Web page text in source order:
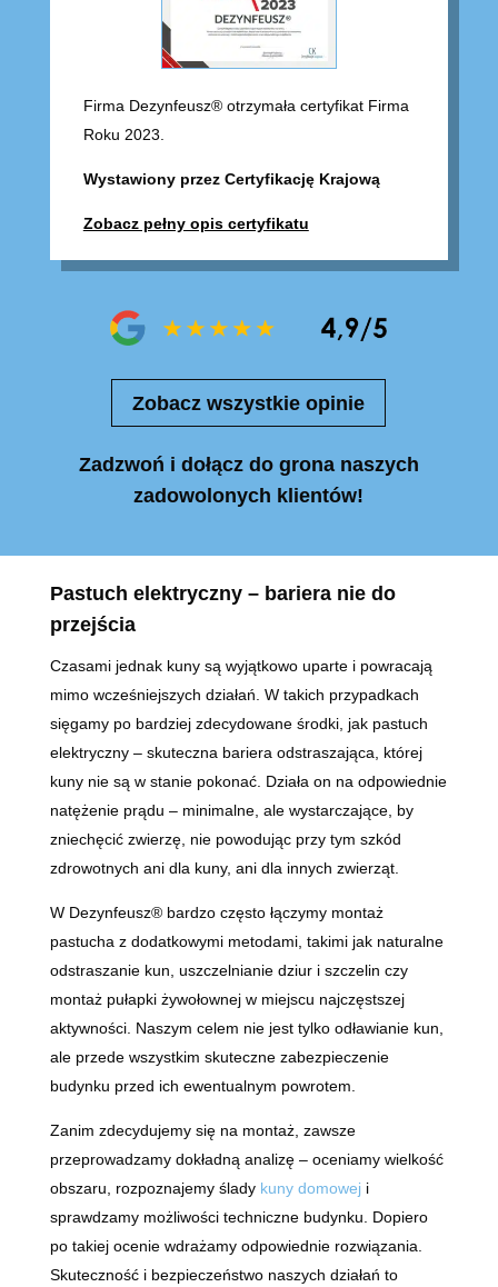
Firma Dezynfeusz® otrzymała certyfikat Firma
Roku 2023.
Wystawiony przez Certyfikację Krajową
Zobacz pełny opis certyfikatu
Zobacz wszystkie opinie
Zadzwoń i dołącz do grona naszych
zadowolonych klientów!
Pastuch elektryczny – bariera nie do
przejścia
Czasami jednak kuny są wyjątkowo uparte i powracają
mimo wcześniejszych działań. W takich przypadkach
sięgamy po bardziej zdecydowane środki, jak pastuch
elektryczny – skuteczna bariera odstraszająca, której
kuny nie są w stanie pokonać. Działa on na odpowiednie
natężenie prądu – minimalne, ale wystarczające, by
zniechęcić zwierzę, nie powodując przy tym szkód
zdrowotnych ani dla kuny, ani dla innych zwierząt.
W Dezynfeusz® bardzo często łączymy montaż
pastucha z dodatkowymi metodami, takimi jak naturalne
odstraszanie kun, uszczelnianie dziur i szczelin czy
montaż pułapki żywołownej w miejscu najczęstszej
aktywności. Naszym celem nie jest tylko odławianie kun,
ale przede wszystkim skuteczne zabezpieczenie
budynku przed ich ewentualnym powrotem.
Zanim zdecydujemy się na montaż, zawsze
przeprowadzamy dokładną analizę – oceniamy wielkość
obszaru, rozpoznajemy ślady kuny domoweji
sprawdzamy możliwości techniczne budynku. Dopiero
po takiej ocenie wdrażamy odpowiednie rozwiązania.
Skuteczność i bezpieczeństwo naszych działań to